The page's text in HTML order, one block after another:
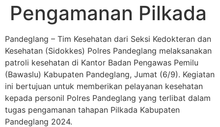
Pengamanan Pilkada
Pandeglang – Tim Kesehatan dari Seksi Kedokteran dan
Kesehatan (Sidokkes) Polres Pandeglang melaksanakan
patroli kesehatan di Kantor Badan Pengawas Pemilu
(Bawaslu) Kabupaten Pandeglang, Jumat (6/9). Kegiatan
ini bertujuan untuk memberikan pelayanan kesehatan
kepada personil Polres Pandeglang yang terlibat dalam
tugas pengamanan tahapan Pilkada Kabupaten
Pandeglang 2024.